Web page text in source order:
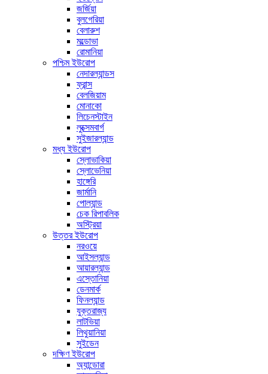
জর্জিয়া
বুলগেরিয়া
বেলারুশ
মল্ডোভা
রোমানিয়া
পশ্চিম ইউরোপ
নেদারল্যান্ডস
ফ্রান্স
বেলজিয়াম
মোনাকো
লিচেনস্টাইন
লুক্সেমবার্গ
সুইজারল্যান্ড
মধ্য ইউরোপ
স্লোভাকিয়া
স্লোভেনিয়া
হাঙ্গেরি
জার্মানি
পোল্যান্ড
চেক রিপাবলিক
অস্ট্রিয়া
উত্তর ইউরোপ
নরওয়ে
আইসল্যান্ড
আয়ারল্যান্ড
এস্তোনিয়া
ডেনমার্ক
ফিনল্যান্ড
যুক্তরাজ্য
লাটভিয়া
লিথুয়ানিয়া
সুইডেন
দক্ষিণ ইউরোপ
অ্যান্ডোরা